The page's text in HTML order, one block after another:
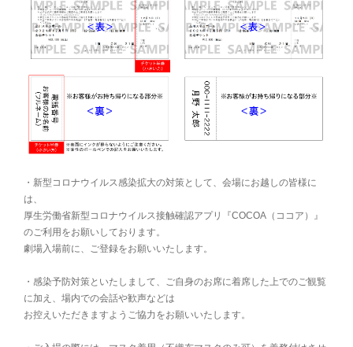
・新型コロナウイルス感染拡大の対策として、会場にお越しの皆様に
は、
厚生労働省新型コロナウイルス接触確認アプリ『COCOA（ココア）』
のご利用をお願いしております。
劇場入場前に、ご登録をお願いいたします。
・感染予防対策といたしまして、ご自身のお席に着席した上でのご観覧
に加え、場内での会話や歓声などは
お控えいただきますようご協力をお願いいたします。